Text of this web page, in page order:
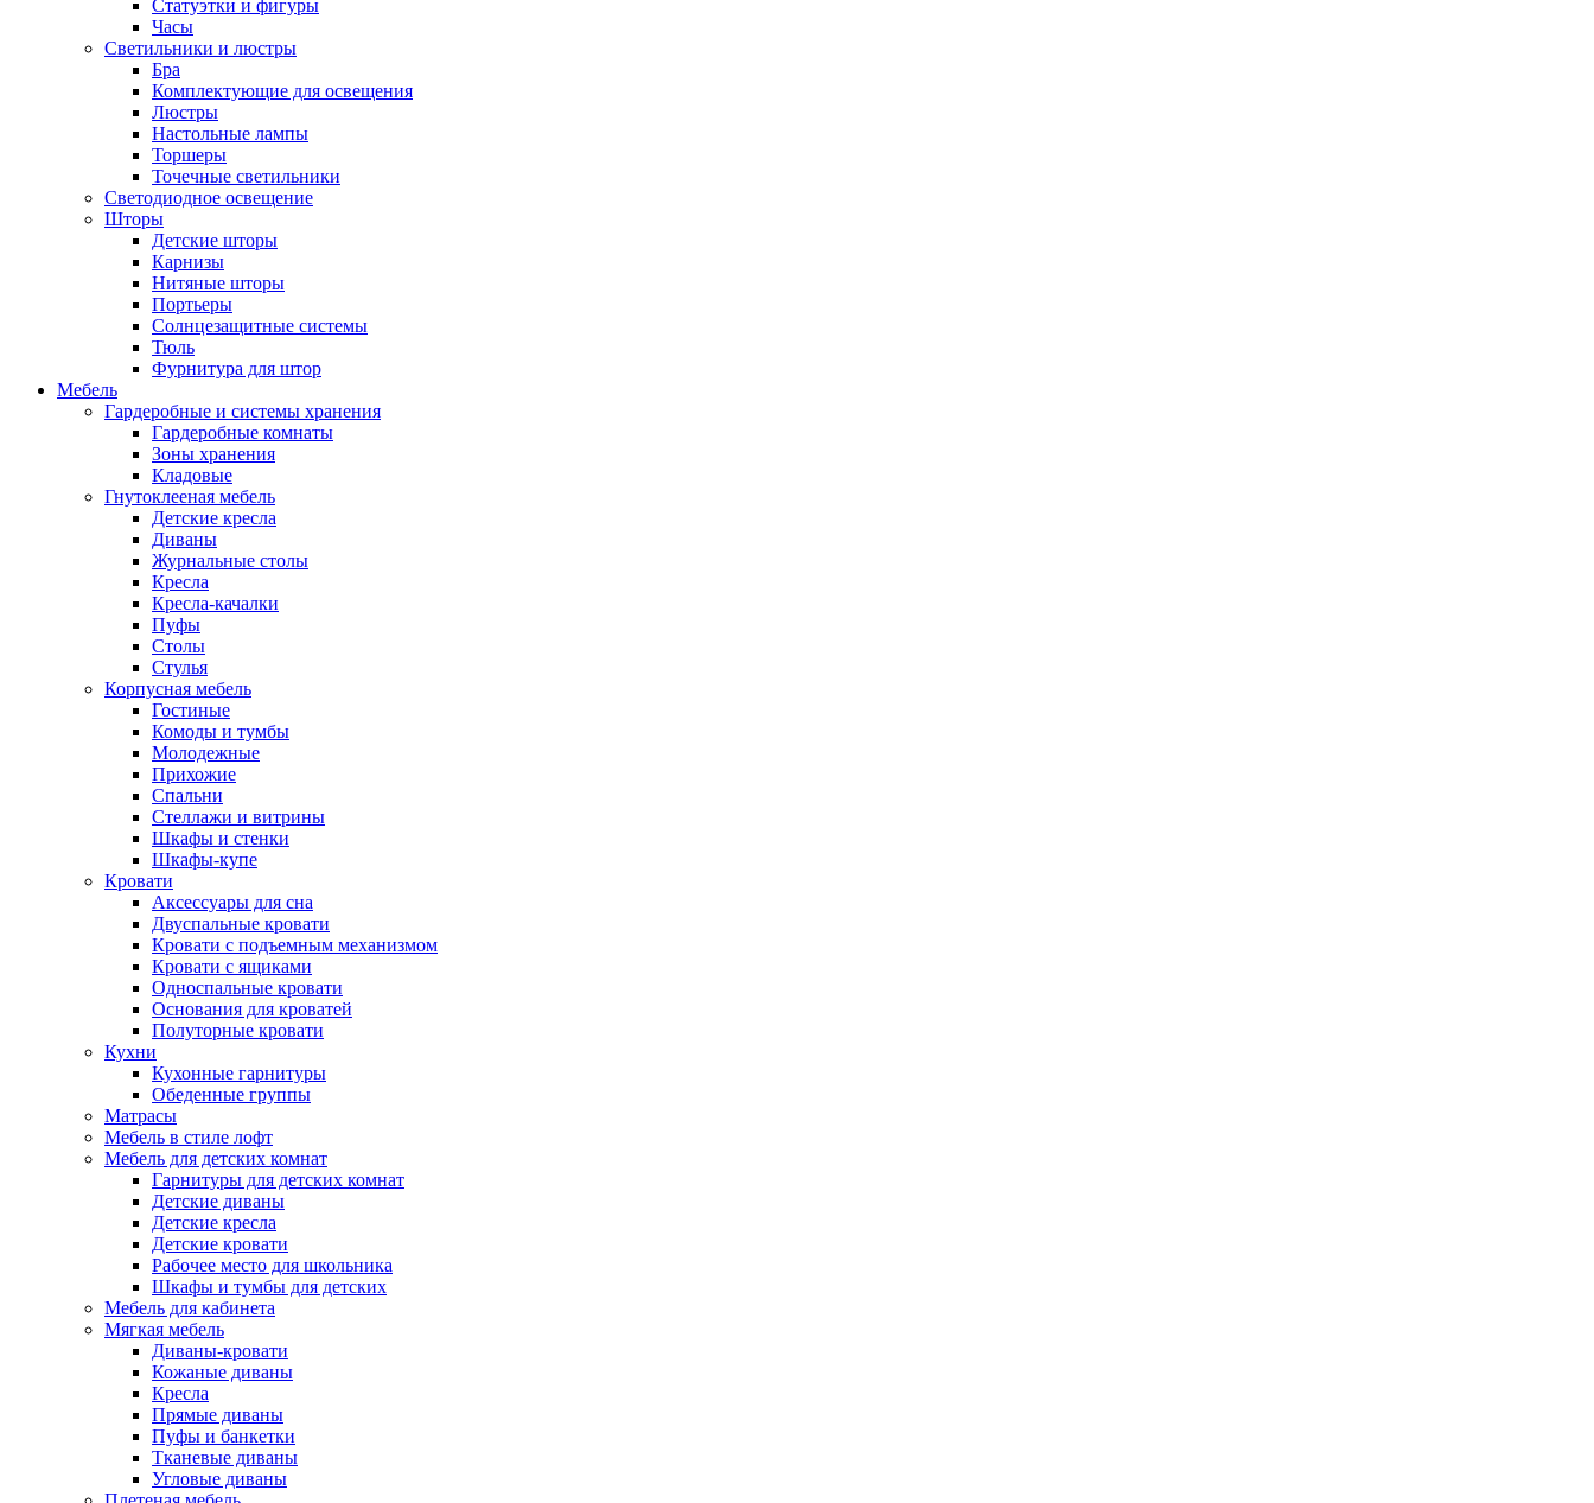
Статуэтки и фигуры
Часы
Светильники и люстры
Бра
Комплектующие для освещения
Люстры
Настольные лампы
Торшеры
Точечные светильники
Светодиодное освещение
Шторы
Детские шторы
Карнизы
Нитяные шторы
Портьеры
Солнцезащитные системы
Тюль
Фурнитура для штор
Мебель
Гардеробные и системы хранения
Гардеробные комнаты
Зоны хранения
Кладовые
Гнутоклееная мебель
Детские кресла
Диваны
Журнальные столы
Кресла
Кресла-качалки
Пуфы
Столы
Стулья
Корпусная мебель
Гостиные
Комоды и тумбы
Молодежные
Прихожие
Спальни
Стеллажи и витрины
Шкафы и стенки
Шкафы-купе
Кровати
Аксессуары для сна
Двуспальные кровати
Кровати с подъемным механизмом
Кровати с ящиками
Односпальные кровати
Основания для кроватей
Полуторные кровати
Кухни
Кухонные гарнитуры
Обеденные группы
Матрасы
Мебель в стиле лофт
Мебель для детских комнат
Гарнитуры для детских комнат
Детские диваны
Детские кресла
Детские кровати
Рабочее место для школьника
Шкафы и тумбы для детских
Мебель для кабинета
Мягкая мебель
Диваны-кровати
Кожаные диваны
Кресла
Прямые диваны
Пуфы и банкетки
Тканевые диваны
Угловые диваны